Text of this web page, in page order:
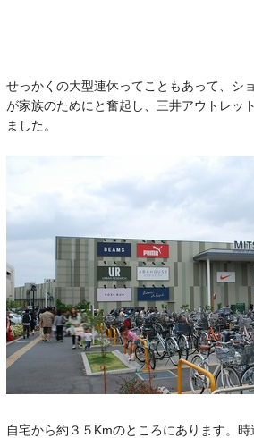
せっかくの大型連休ってこともあって、シ
が家族のためにと奮起し、三井アウトレッ
ました。
自宅から約３５Kmのところにあります。